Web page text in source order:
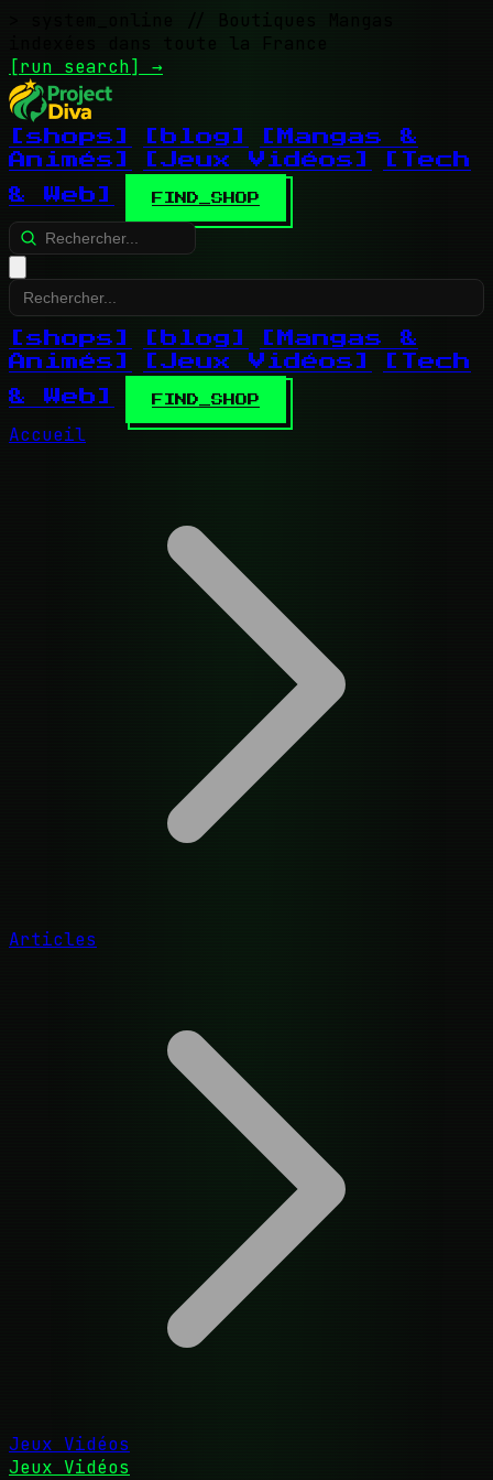
// Boutiques Mangas
indexées dans toute la France
[run search] →
[shops] [blog]
[Mangas &
Animés]
[Jeux Vidéos]
[Tech
& Web]
FIND_SHOP
[shops] [blog]
[Mangas &
Animés]
[Jeux Vidéos]
[Tech
& Web]
FIND_SHOP
Accueil
Articles
Jeux Vidéos
Jeux Vidéos